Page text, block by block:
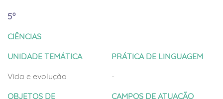
5º
CIÊNCIAS
UNIDADE TEMÁTICA
Vida e evolução
OBJETOS DE
PRÁTICA DE LINGUAGEM
-
CAMPOS DE ATUAÇÃO